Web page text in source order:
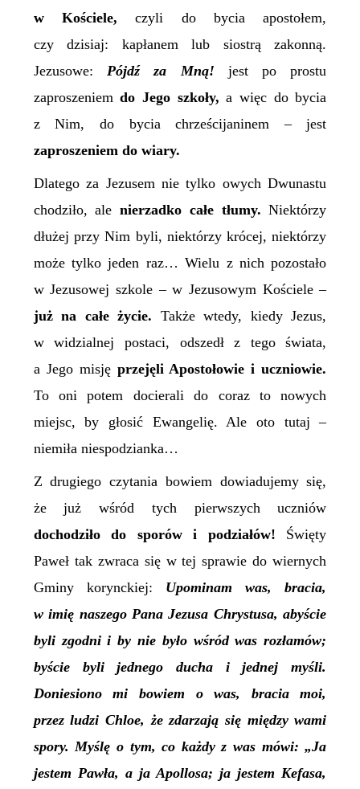
w Kościele, czyli do bycia apostołem,
czy dzisiaj: kapłanem lub siostrą zakonną.
Jezusowe:Pójdź za Mną! jest po prostu
zaproszeniemdo Jego szkoły,a więc do bycia
z Nim, do bycia chrześcijaninem – jest
zaproszeniem do wiary.
Dlatego za Jezusem nie tylko owych Dwunastu
chodziło, alenierzadko całe tłumy. Niektórzy
dłużej przy Nim byli, niektórzy krócej, niektórzy
może tylko jeden raz… Wielu z nich pozostało
w Jezusowej szkole – w Jezusowym Kościele –
już na całe życie. Także wtedy, kiedy Jezus,
w widzialnej postaci, odszedł z tego świata,
a Jego misję przejęli Apostołowie i uczniowie.
To oni potem docierali do coraz to nowych
miejsc, by głosić Ewangelię. Ale oto tutaj –
niemiła niespodzianka…
Z drugiego czytania bowiem dowiadujemy się,
że już wśród tych pierwszych uczniów
dochodziło do sporów i podziałów! Święty
Paweł tak zwraca się w tej sprawie do wiernych
Gminy korynckiej: Upominam was, bracia,
w imię naszego Pana Jezusa Chrystusa, abyście
byli zgodni i by nie było wśród was rozłamów;
byście byli
jednego ducha i jednej myśli.
Doniesiono mi bowiem o was, bracia moi,
przez ludzi Chloe, że zdarzają się między wami
spory. Myślę o tym, co każdy z was mówi: „Ja
jestem Pawła, a ja Apollosa; ja jestem Kefasa,